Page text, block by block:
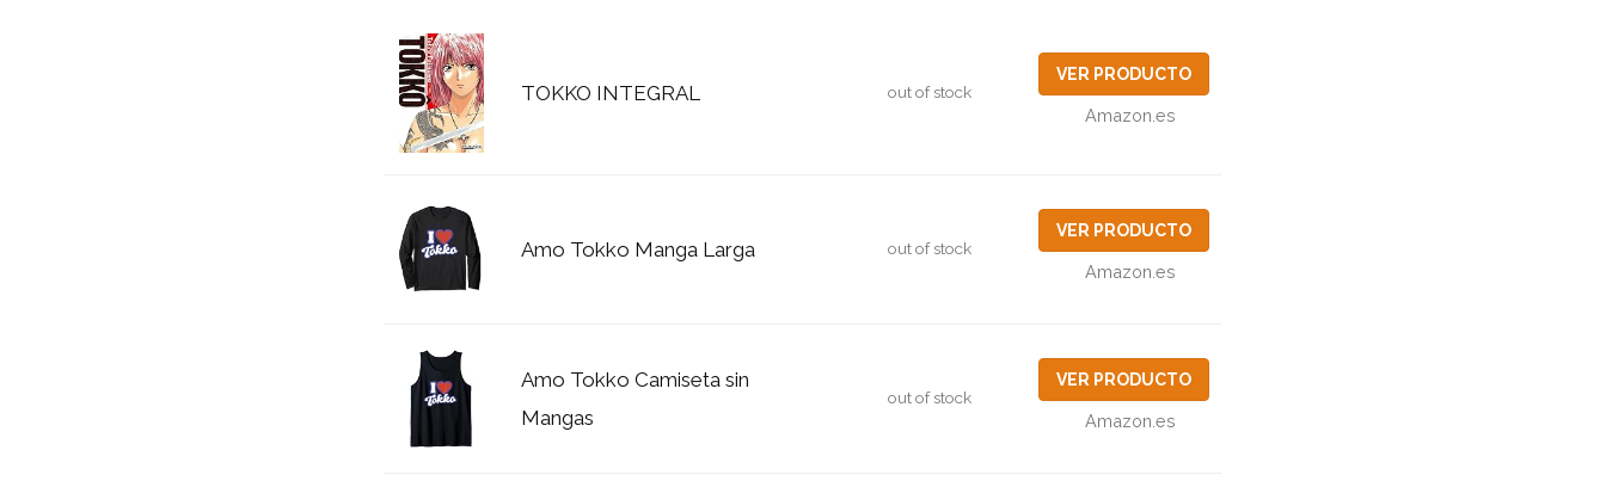
TOKKO INTEGRAL out of stock
VER PRODUCTO
Amazon.es
Amo Tokko Manga Larga out of stock
VER PRODUCTO
Amazon.es
Amo Tokko Camiseta sin
Mangas
out of stock
VER PRODUCTO
Amazon.es